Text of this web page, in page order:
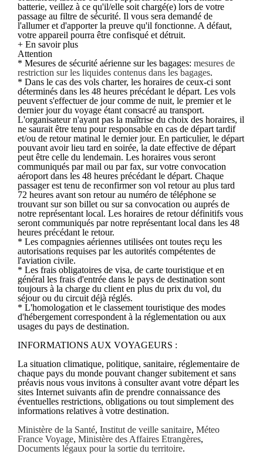
batterie, veillez à ce qu'il/elle soit chargé(e) lors de votre
passage au filtre de sécurité. Il vous sera demandé de
l'allumer et d'apporter la preuve qu'il fonctionne. A défaut,
votre appareil pourra être confisqué et détruit.
+ En savoir plus
Attention
* Mesures de sécurité aérienne sur les bagages: mesures de
restriction sur les liquides contenus dans les bagages.
* Dans le cas des vols charter, les horaires de ceux-ci sont
déterminés dans les 48 heures précédant le départ. Les vols
peuvent s'effectuer de jour comme de nuit, le premier et le
dernier jour du voyage étant consacré au transport.
L'organisateur n'ayant pas la maîtrise du choix des horaires, il
ne saurait être tenu pour responsable en cas de départ tardif
et/ou de retour matinal le dernier jour. En particulier, le départ
pouvant avoir lieu tard en soirée, la date effective de départ
peut être celle du lendemain. Les horaires vous seront
communiqués par mail ou par fax, sur votre convocation
aéroport dans les 48 heures précédant le départ. Chaque
passager est tenu de reconfirmer son vol retour au plus tard
72 heures avant son retour au numéro de téléphone se
trouvant sur son billet ou sur sa convocation ou auprés de
notre représentant local. Les horaires de retour définitifs vous
seront communiqués par notre représentant local dans les 48
heures précédant le retour.
* Les compagnies aériennes utilisées ont toutes reçu les
autorisations requises par les autorités compétentes de
l'aviation civile.
* Les frais obligatoires de visa, de carte touristique et en
général les frais d'entrée dans le pays de destination sont
toujours à la charge du client en plus du prix du vol, du
séjour ou du circuit déjà réglés.
* L'homologation et le classement touristique des modes
d'hébergement correspondent à la réglementation ou aux
usages du pays de destination.
INFORMATIONS AUX VOYAGEURS :
La situation climatique, politique, sanitaire, réglementaire de
chaque pays du monde pouvant changer subitement et sans
préavis nous vous invitons à consulter avant votre départ les
sites Internet suivants afin de prendre connaissance des
éventuelles restrictions, obligations ou tout simplement des
informations relatives à votre destination.
Ministère de la Santé, Institut de veille sanitaire, Méteo
France Voyage, Ministère des Affaires Etrangères,
Documents légaux pour la sortie du territoire.